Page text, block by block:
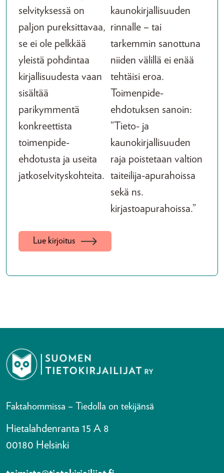
selvityksessä on
paljon pureksittavaa,
se ei ole pelkkää
yleistä pohdintaa
kirjallisuudesta vaan
sisältää
parikymmentä
konkreettista
toimenpide-
ehdotusta ja useita
jatkoselvityskohteita.
kaunokirjallisuuden
rinnalle – tai
tarkemmin sanottuna
niiden välillä ei enää
tehtäisi eroa.
Toimenpide-
ehdotuksen sanoin:
”Tieto- ja
kaunokirjallisuuden
raja poistetaan valtion
taiteilija-apurahoissa
sekä ns.
kirjastoapurahoissa.”
Lue kirjoitus
Faktahommissa – Tiedolla on tekijänsä
Hietalahdenranta 15 A 8
00180 Helsinki